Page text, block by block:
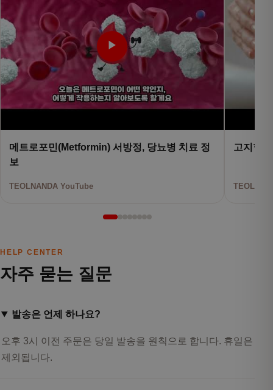
▶
메트로포민(Metformin) 서방정, 당뇨병 치료 정
보
TEOLNANDA YouTube
고지혈
HELP CENTER
자주 묻는 질문
발송은 언제 하나요?
오후 3시 이전 주문은 당일 발송을 원칙으로 합니다. 휴일은
제외됩니다.